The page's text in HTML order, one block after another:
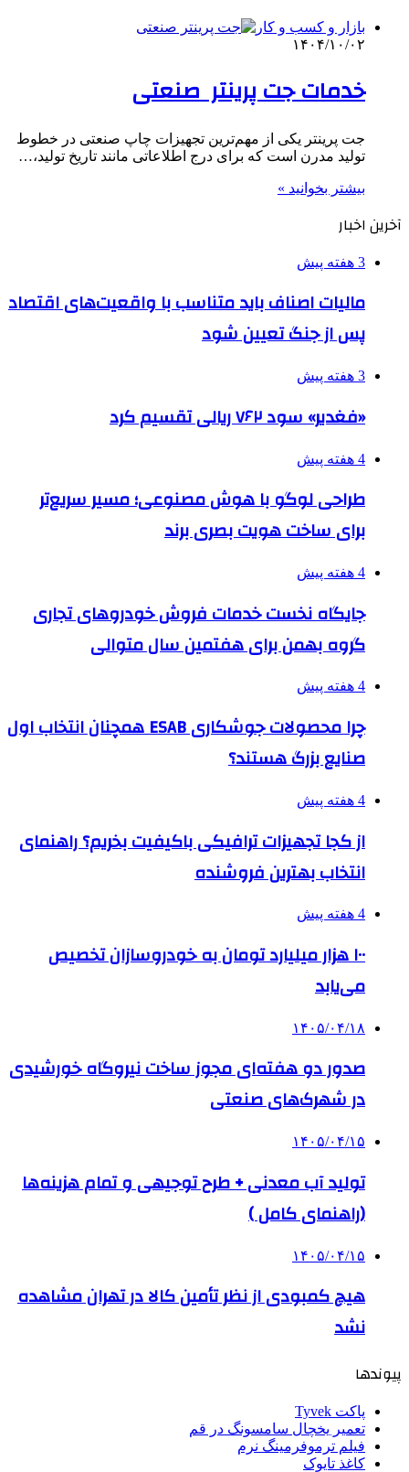
بازار و کسب و کار
۱۴۰۴/۱۰/۰۲
خدمات جت پرینتر صنعتی
جت پرینتر یکی از مهم‌ترین تجهیزات چاپ صنعتی در خطوط
تولید مدرن است که برای درج اطلاعاتی مانند تاریخ تولید،…
بیشتر بخوانید »
آخرین اخبار
3 هفته پیش
مالیات اصناف باید متناسب با واقعیت‌های اقتصاد
پس از جنگ تعیین شود
3 هفته پیش
«فغدیر» سود ۷۶۲ ریالی تقسیم کرد
4 هفته پیش
طراحی لوگو با هوش مصنوعی؛ مسیر سریع‌تر
برای ساخت هویت بصری برند
4 هفته پیش
جایگاه نخست خدمات فروش خودروهای تجاری
گروه بهمن برای هفتمین سال متوالی
4 هفته پیش
چرا محصولات جوشکاری ESAB همچنان انتخاب اول
صنایع بزرگ هستند؟
4 هفته پیش
از کجا تجهیزات ترافیکی باکیفیت بخریم؟ راهنمای
انتخاب بهترین فروشنده
4 هفته پیش
۱۰۰ هزار میلیارد تومان به خودروسازان تخصیص
می‌یابد
۱۴۰۵/۰۴/۱۸
صدور دو هفته‌ای مجوز ساخت نیروگاه خورشیدی
در شهرک‌های صنعتی
۱۴۰۵/۰۴/۱۵
تولید آب معدنی + طرح توجیهی و تمام هزینه‌ها
(راهنمای کامل )
۱۴۰۵/۰۴/۱۵
هیچ کمبودی از نظر تأمین کالا در تهران مشاهده
نشد
پیوندها
پاکت Tyvek
تعمیر یخچال سامسونگ در قم
فیلم ترموفرمینگ نرم
کاغذ تایوک